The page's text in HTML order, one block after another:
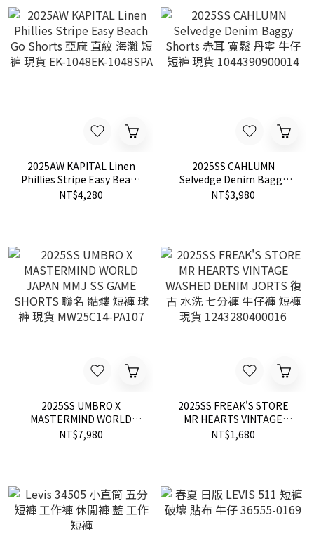
2025AW KAPITAL Linen
Phillies Stripe Easy Beach
Go Shorts 亞麻 直紋 海灘 短
NT$4,280
2025SS CAHLUMN
Selvedge Denim Baggy
Shorts 赤耳 寬鬆 丹寧 牛仔
NT$3,980
2025SS UMBRO X
MASTERMIND WORLD
JAPAN MMJ SS GAME
NT$7,980
2025SS FREAK'S STORE
MR HEARTS VINTAGE
WASHED DENIM JORTS 復
NT$1,680